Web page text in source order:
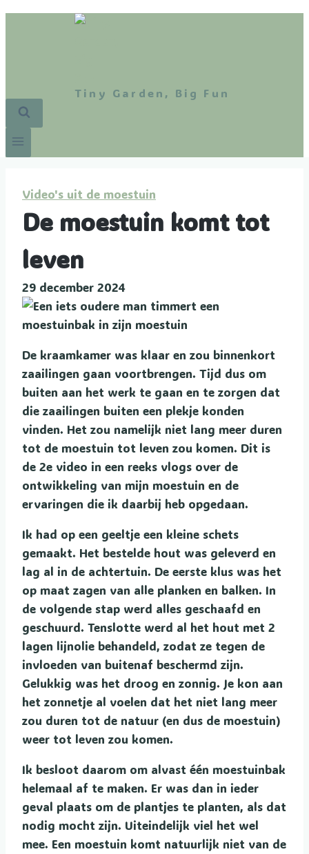
Tiny Garden, Big Fun
Video's uit de moestuin
De moestuin komt tot
leven
29 december 2024
De kraamkamer was klaar en zou binnenkort
zaailingen gaan voortbrengen. Tijd dus om
buiten aan het werk te gaan en te zorgen dat
die zaailingen buiten een plekje konden
vinden. Het zou namelijk niet lang meer duren
tot de moestuin tot leven zou komen. Dit is
de 2e video in een reeks vlogs over de
ontwikkeling van mijn moestuin en de
ervaringen die ik daarbij heb opgedaan.
Ik had op een geeltje een kleine schets
gemaakt. Het bestelde hout was geleverd en
lag al in de achtertuin. De eerste klus was het
op maat zagen van alle planken en balken. In
de volgende stap werd alles geschaafd en
geschuurd. Tenslotte werd al het hout met 2
lagen lijnolie behandeld, zodat ze tegen de
invloeden van buitenaf beschermd zijn.
Gelukkig was het droog en zonnig. Je kon aan
het zonnetje al voelen dat het niet lang meer
zou duren tot de natuur (en dus de moestuin)
weer tot leven zou komen.
Ik besloot daarom om alvast één moestuinbak
helemaal af te maken. Er was dan in ieder
geval plaats om de plantjes te planten, als dat
nodig mocht zijn. Uiteindelijk viel het wel
mee. Een moestuin komt natuurlijk niet van de